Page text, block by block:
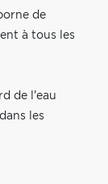
de
à tous les
de l'eau
les